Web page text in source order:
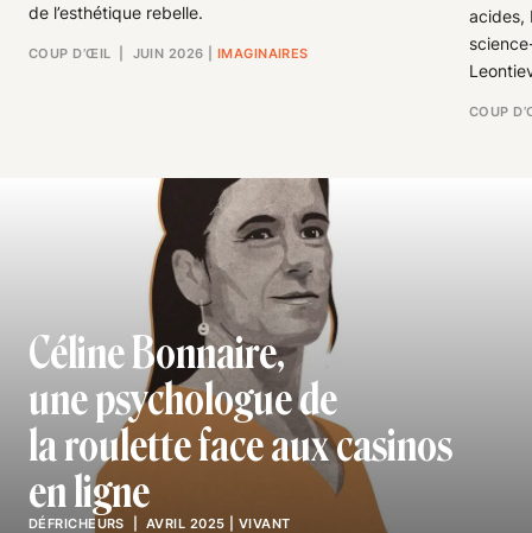
de l’esthétique rebelle.
COUP D’ŒIL | JUIN 2026 IMAGINAIRES
acides,
COUP
DÉFRICHEURS | AVRIL 2025 VIVANT
Céline Bonnaire,
une psychologue de
la roulette face aux casinos
en ligne